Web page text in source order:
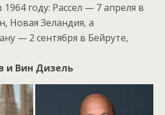
году: Рассел — 7 апреля в
Новая Зеландия, а
— 2 сентября в Бейруте,
и Вин Дизель